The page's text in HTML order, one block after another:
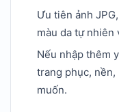
Ưu tiên ảnh
màu da tự nhiên
Nếu nhập thêm
trang phục, nền,
muốn.